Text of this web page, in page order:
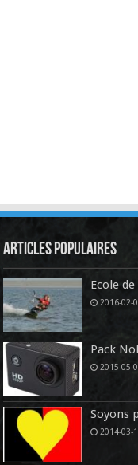
Articles Populaires
Ecole
2016-02-
Pack
2015-05-
Soyons
2014-03-